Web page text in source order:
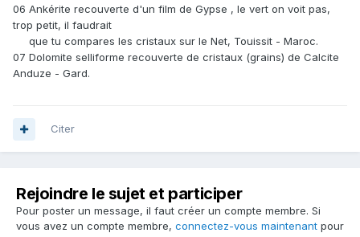
06 Ankérite recouverte d'un film de Gypse , le vert on voit pas,
trop petit, il faudrait
que tu compares les cristaux sur le Net, Touissit - Maroc.
07 Dolomite selliforme recouverte de cristaux (grains) de Calcite
Anduze - Gard.
Citer
Rejoindre le sujet et participer
Pour poster un message, il faut créer un compte membre. Si
vous avez un compte membre, connectez-vous maintenant pour